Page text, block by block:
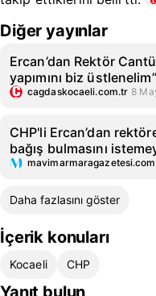
Diğer yayınlar
Ercan’dan Rektör
yapımını biz üstlenelim”
cagdaskocaeli.com.tr 8
CHP'li Ercan’dan
bağış bulmasını
mavimarmaragazetesi.com
Daha fazlasını göster
İçerik konuları
Kocaeli CHP
Yanıt bulun